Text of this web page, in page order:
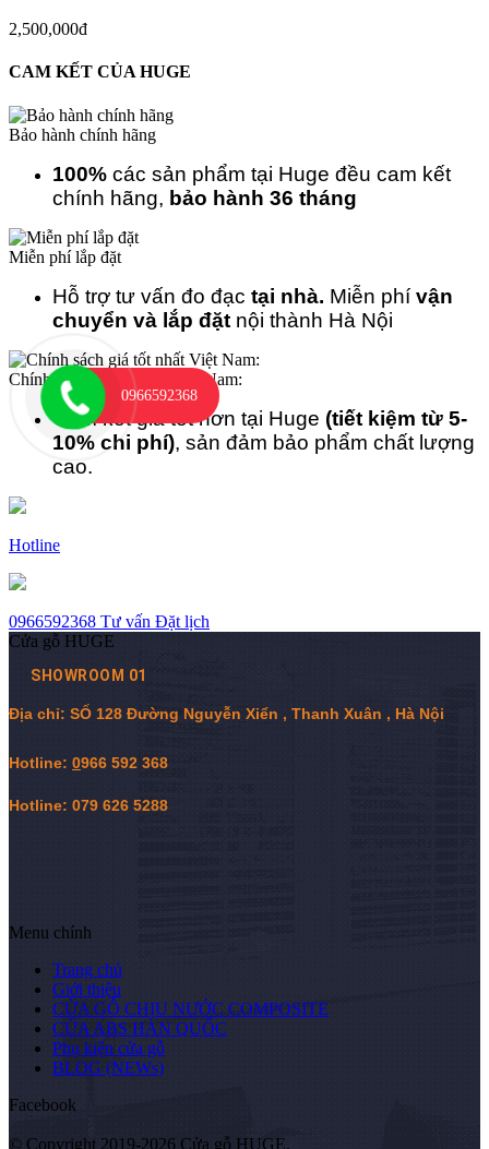
2,500,000đ
CAM KẾT CỦA HUGE
Bảo hành chính hãng
100% các sản phẩm tại Huge đều cam kết
chính hãng, bảo hành 36 tháng
Miễn phí lắp đặt
Hỗ trợ tư vấn đo đạc tại nhà. Miễn phí vận
chuyển và lắp đặt nội thành Hà Nội
Chính sách giá tốt nhất Việt Nam:
Cam kết giá tốt hơn tại Huge (tiết kiệm từ 5-
10% chi phí), sản đảm bảo phẩm chất lượng
cao.
Hotline
0966592368 Tư vấn Đặt lịch
Cửa gỗ HUGE
SHOWROOM 01
Địa chỉ: SỐ 128 Đường Nguyễn Xiển , Thanh Xuân , Hà Nội
Hotline: 0966 592 368
Hotline: 079 626 5288
Menu chính
Trang chủ
Giới thiệu
CỬA GỖ CHỊU NƯỚC COMPOSITE
CỬA ABS HÀN QUỐC
Phụ kiện cửa gỗ
BLOG (NEWs)
Facebook
© Copyright 2019-2026 Cửa gỗ HUGE.
0966592368